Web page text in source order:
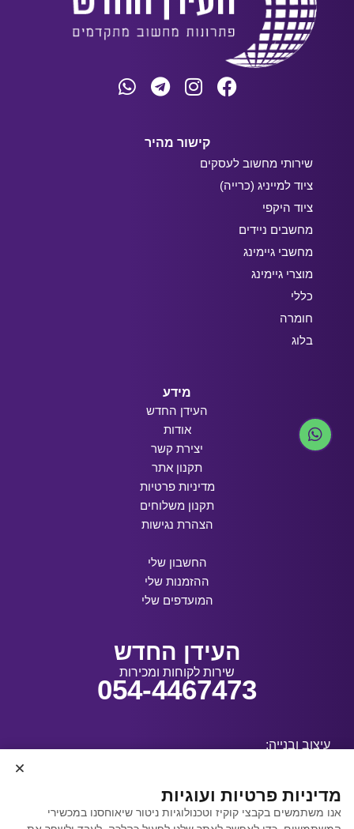
קישור מהיר
שירותי מחשוב לעסקים
ציוד למייניג (כרייה)
ציוד היקפי
מחשבים ניידים
מחשבי גיימינג
מוצרי גיימינג
כללי
חומרה
בלוג
מידע
העידן החדש
אודות
יצירת קשר
תקנון אתר
מדיניות פרטיות
תקנון משלוחים
הצהרת נגישות
החשבון שלי
ההזמנות שלי
המועדפים שלי
העידן החדש
שירות לקוחות ומכירות
054-4467473
עיצוב ובנייה:
קידום אתרים באמצעות
מדיניות פרטיות ועוגיות
אנו משתמשים בקבצי קוקיז וטכנולוגיות ניטור שיאוחסנו במכשירי